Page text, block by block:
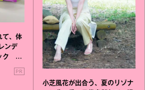
て、体
ンデ
ク い
誕生
PR
小芝風花が出合う、夏のリゾナ